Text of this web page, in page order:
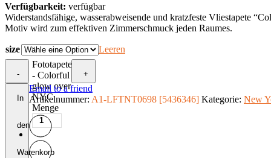
Verfügbarkeit: verfügbar
Widerstandsfähige, wasserabweisende und kratzfeste Vliestapete
Motiv wird zum effektiven Zimmerschmuck jeden Raumes.
size Leeren
-
Fototapete
- Colorful
glow over
NYC
Menge
+
In
den
Warenkorb
Email to a friend
Artikelnummer: A1-LFTNT0698 [5436346] Kategorie: New